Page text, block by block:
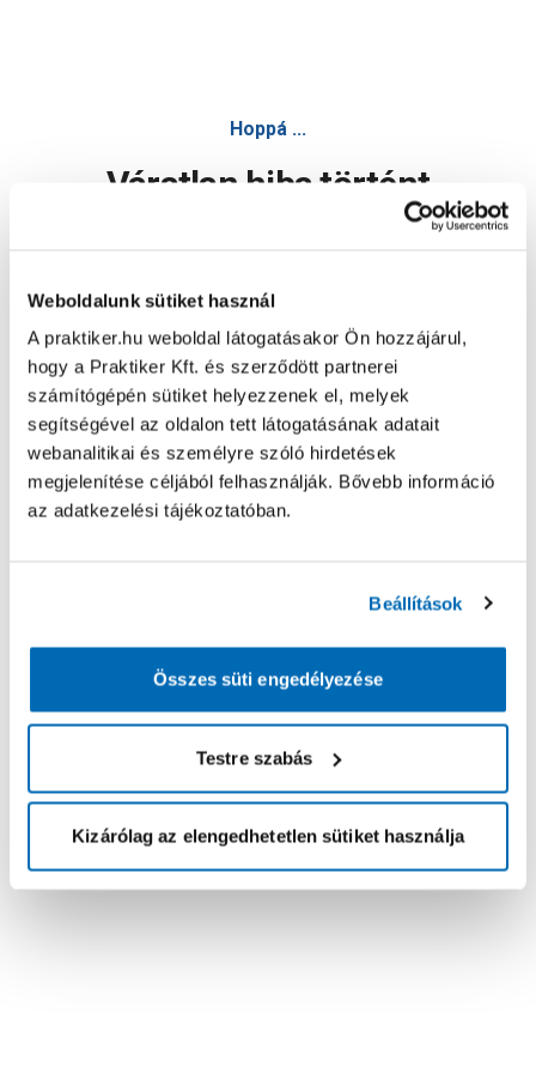
Weboldalunk sütiket használ
A praktiker.hu weboldal látogatásakor Ön hozzájárul,
hogy a Praktiker Kft. és szerződött partnerei
számítógépén sütiket helyezzenek el, melyek
segítségével az oldalon tett látogatásának adatait
webanalitikai és személyre szóló hirdetések
megjelenítése céljából felhasználják. Bővebb információ
az adatkezelési tájékoztatóban.
Beállítások
Összes süti engedélyezése
Testre szabás
Kizárólag az elengedhetetlen sütiket használja
Hoppá ...
Váratlan hiba történt
Oldal újratöltése